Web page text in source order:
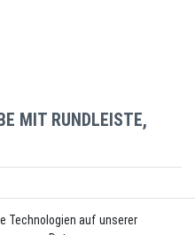
MIT RUNDLEISTE,
Technologien auf unserer